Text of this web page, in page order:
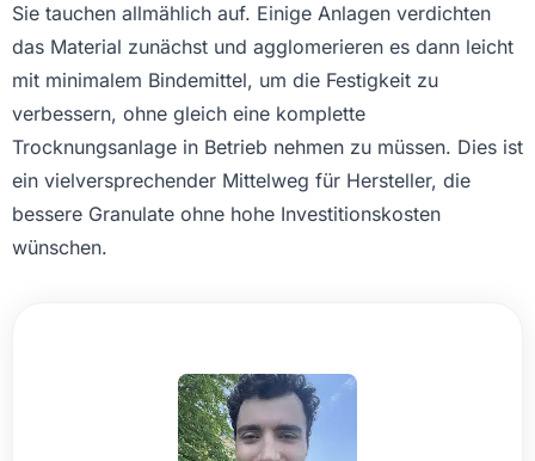
Sie tauchen allmählich auf. Einige Anlagen verdichten
das Material zunächst und agglomerieren es dann leicht
mit minimalem Bindemittel, um die Festigkeit zu
verbessern, ohne gleich eine komplette
Trocknungsanlage in Betrieb nehmen zu müssen. Dies ist
ein vielversprechender Mittelweg für Hersteller, die
bessere Granulate ohne hohe Investitionskosten
wünschen.